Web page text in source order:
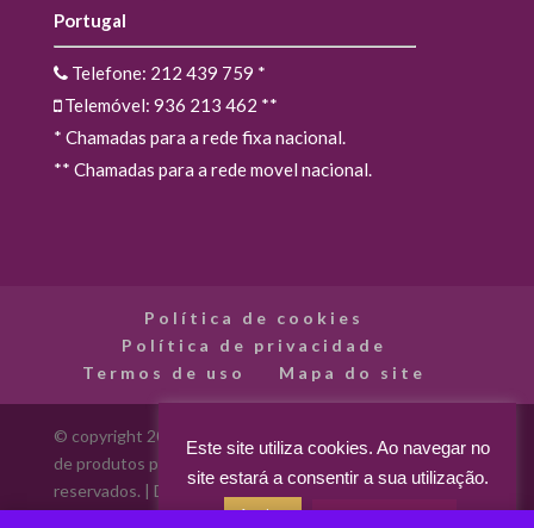
Portugal
Telefone: 212 439 759 *
Telemóvel: 936 213 462 **
* Chamadas para a rede fixa nacional.
** Chamadas para a rede movel nacional.
Política de cookies
Política de privacidade
Termos de uso
Mapa do site
© copyright 2012 - 2026 Madarte - Madarte - Loja Online
de produtos para artes decorativas. Todos os direitos
reservados. | Desenvolvido por
Este site utiliza cookies. Ao navegar no
site estará a consentir a sua utilização.
Aceitar